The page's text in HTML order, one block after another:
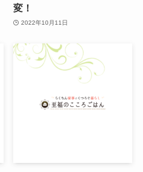
変！
2022年10月11日